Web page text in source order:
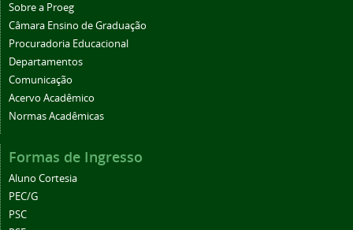
Sobre a Proeg
Câmara Ensino de Graduação
Procuradoria Educacional
Departamentos
Comunicação
Acervo Acadêmico
Normas Acadêmicas
Formas de Ingresso
Aluno Cortesia
PEC/G
PSC